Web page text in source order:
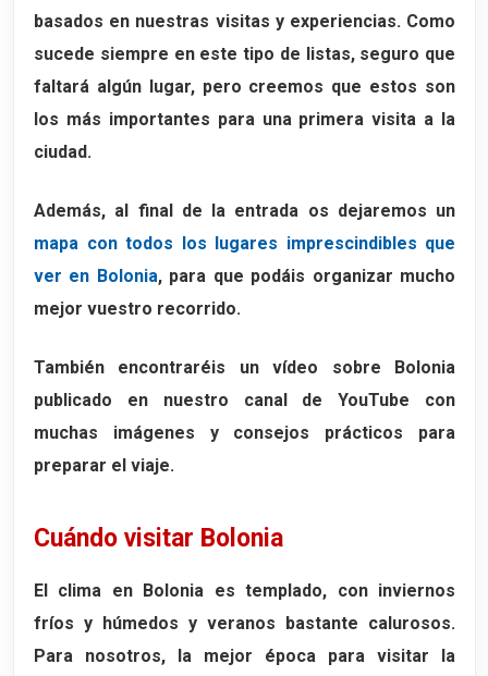
basados en nuestras visitas y experiencias. Como
sucede siempre en este tipo de listas, seguro que
faltará algún lugar, pero creemos que estos son
los más importantes para una primera visita a la
ciudad.
Además, al final de la entrada os dejaremos un
mapa con todos los lugares imprescindibles que
ver en Bolonia, para que podáis organizar mucho
mejor vuestro recorrido.
También encontraréis un vídeo sobre Bolonia
publicado en nuestro canal de YouTube con
muchas imágenes y consejos prácticos para
preparar el viaje.
Cuándo visitar Bolonia
El clima en Bolonia es templado, con inviernos
fríos y húmedos y veranos bastante calurosos.
Para nosotros, la mejor época para visitar la